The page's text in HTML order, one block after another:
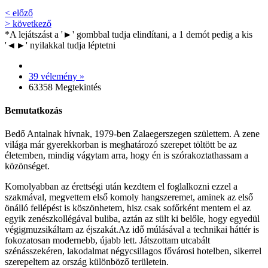
< előző
> következő
*A lejátszást a '►' gombbal tudja elindítani, a 1 demót pedig a kis
'◄►' nyilakkal tudja léptetni
39 vélemény »
63358 Megtekintés
Bemutatkozás
Bedő Antalnak hívnak, 1979-ben Zalaegerszegen születtem. A zene
világa már gyerekkorban is meghatározó szerepet töltött be az
életemben, mindig vágytam arra, hogy én is szórakoztathassam a
közönséget.
Komolyabban az érettségi után kezdtem el foglalkozni ezzel a
szakmával, megvettem első komoly hangszeremet, aminek az első
önálló fellépést is köszönhetem, hisz csak sofőrként mentem el az
egyik zenészkollégával buliba, aztán az sült ki belőle, hogy egyedül
végigmuzsikáltam az éjszakát.Az idő múlásával a technikai háttér is
fokozatosan modernebb, újabb lett. Játszottam utcabált
szénásszekéren, lakodalmat négycsillagos fővárosi hotelben, sikerrel
szerepeltem az ország különböző területein.